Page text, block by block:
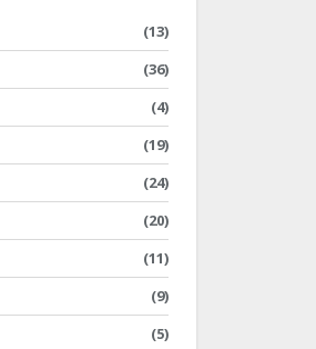
(13)
(36)
(4)
(19)
(24)
(20)
(11)
(9)
(5)